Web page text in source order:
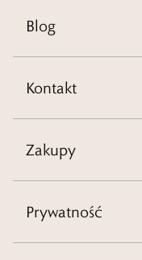
Blog
Kontakt
Zakupy
Prywatność